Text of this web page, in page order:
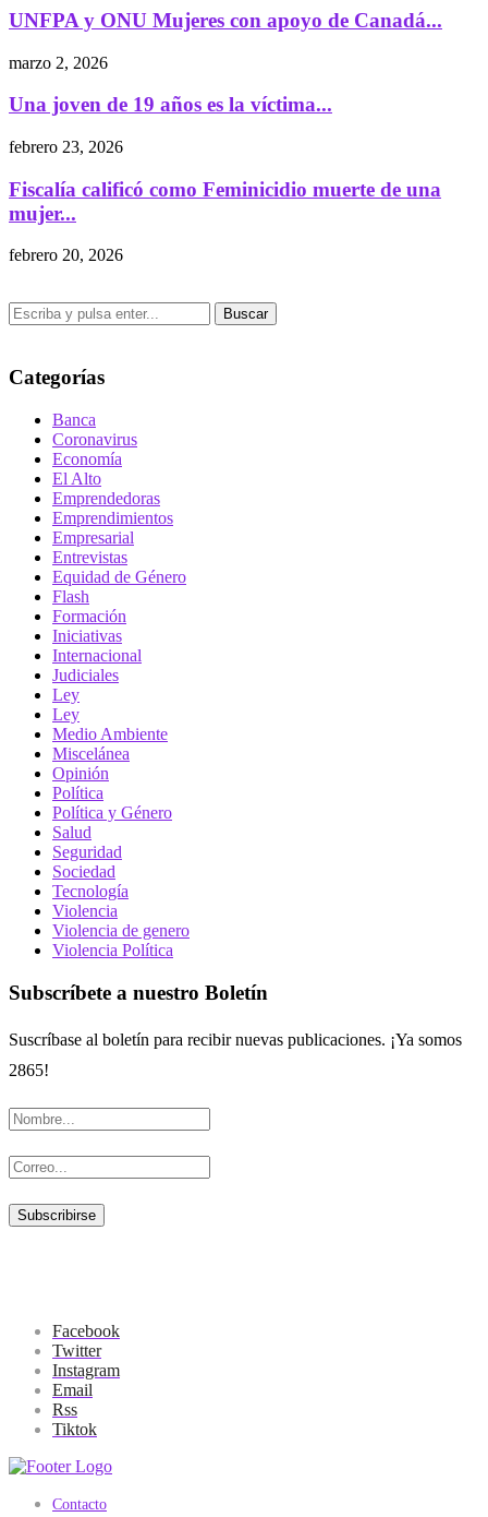
UNFPA y ONU Mujeres con apoyo de Canadá...
marzo 2, 2026
Una joven de 19 años es la víctima...
febrero 23, 2026
Fiscalía calificó como Feminicidio muerte de una
mujer...
febrero 20, 2026
Buscar
Categorías
Banca
Coronavirus
Economía
El Alto
Emprendedoras
Emprendimientos
Empresarial
Entrevistas
Equidad de Género
Flash
Formación
Iniciativas
Internacional
Judiciales
Ley
Ley
Medio Ambiente
Miscelánea
Opinión
Política
Política y Género
Salud
Seguridad
Sociedad
Tecnología
Violencia
Violencia de genero
Violencia Política
Subscríbete a nuestro Boletín
Suscríbase al boletín para recibir nuevas publicaciones. ¡Ya somos
2865!
Facebook
Twitter
Instagram
Email
Rss
Tiktok
Contacto